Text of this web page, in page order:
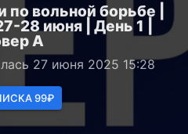
вольной борьбе |
28 июня | День 1 |
A
27 июня 2025 15:28
99₽